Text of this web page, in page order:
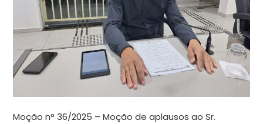
Moção n° 36/2025 – Moção de aplausos ao Sr.